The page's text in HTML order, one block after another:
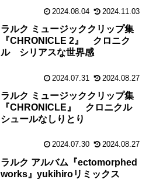
2024.08.04 2024.11.03
ラルク ミュージッククリップ集
『CHRONICLE 2』 クロニク
ル シリアスな世界感
2024.07.31 2024.08.27
ラルク ミュージッククリップ集
『CHRONICLE』 クロニクル
シュールなしりとり
2024.07.30 2024.08.27
ラルク アルバム『ectomorphed
works』yukihiroリミックス